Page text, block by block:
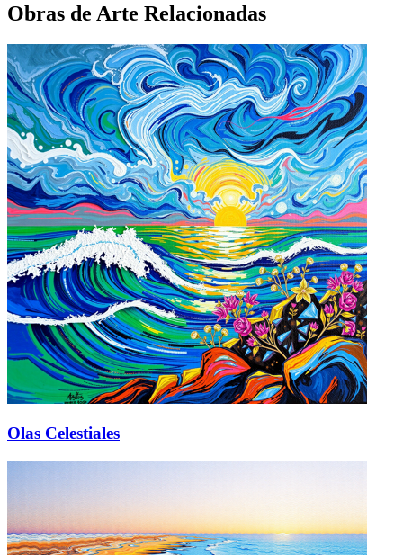
Obras de Arte Relacionadas
Olas Celestiales